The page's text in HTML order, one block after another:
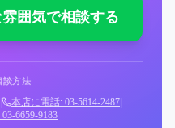
囲気で相談する
談方法
本店に電話: 03-5614-2487
6659-9183